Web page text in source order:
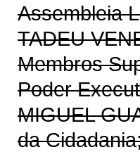
Assembleia
TADEU
Membros
Poder
MIGUEL
da